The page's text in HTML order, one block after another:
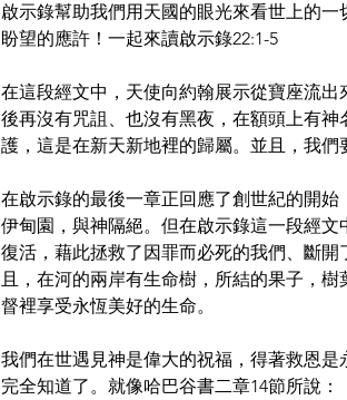
啟示錄幫助我們用天國的眼光來看世上的
盼望的應許！一起來讀啟示錄22:1-5
在這段經文中，天使向約翰展示從寶座流
後再沒有咒詛、也沒有黑夜，在額頭上有
護，這是在新天新地裡的歸屬。並且，我們
在啟示錄的最後一章正回應了創世紀的開
伊甸園，與神隔絕。但在啟示錄這一段經
復活，藉此拯救了因罪而必死的我們、斷
且，在河的兩岸有生命樹，所結的果子，
督裡享受永恆美好的生命。
我們在世遇見神是偉大的祝福，得著救恩
完全知道了。就像哈巴谷書二章14節所說